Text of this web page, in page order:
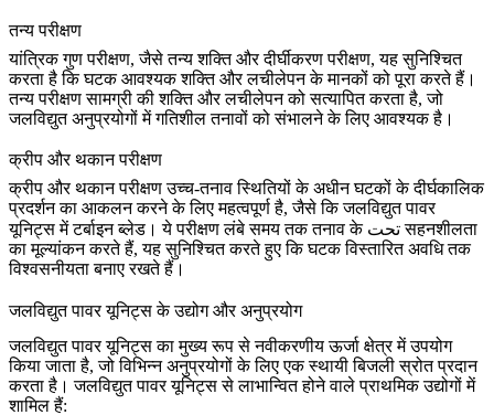
तन्य परीक्षण
यांत्रिक गुण परीक्षण, जैसे तन्य शक्ति और दीर्घीकरण परीक्षण, यह सुनिश्चित
करता है कि घटक आवश्यक शक्ति और लचीलेपन के मानकों को पूरा करते हैं।
तन्य परीक्षणसामग्री की शक्ति और लचीलेपनको सत्यापित करता है, जो
जलविद्युत अनुप्रयोगों में गतिशील तनावों को संभालने के लिए आवश्यक है।
क्रीप और थकान परीक्षण
क्रीप और थकान परीक्षणउच्च-तनाव स्थितियों के अधीन घटकों के दीर्घकालिक
प्रदर्शन का आकलन करने के लिए महत्वपूर्ण है, जैसे कि जलविद्युत पावर
यूनिट्स में टर्बाइन ब्लेड। ये परीक्षण
लंबे समय तक तनाव के تحت सहनशीलता
का मूल्यांकन करते हैं, यह सुनिश्चित करते हुए कि घटक विस्तारित अवधि तक
विश्वसनीयता बनाए रखते हैं।
जलविद्युत पावर यूनिट्स के उद्योग और अनुप्रयोग
जलविद्युत पावर यूनिट्स का मुख्य रूप सेनवीकरणीय ऊर्जा क्षेत्र में उपयोग
किया जाता है, जो विभिन्न अनुप्रयोगों के लिए एक स्थायी बिजली स्रोत प्रदान
करता है। जलविद्युत पावर यूनिट्स से लाभान्वित होने वाले प्राथमिक उद्योगों में
शामिल हैं: